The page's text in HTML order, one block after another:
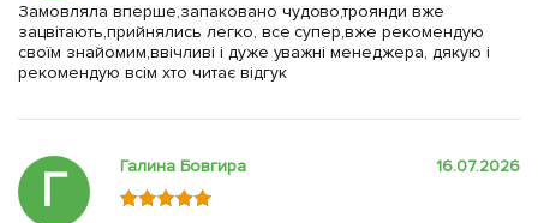
Замовляла вперше,запаковано чудово,троянди вже
зацвітають,прийнялись легко, все супер,вже рекомендую
своїм знайомим,ввічливі і дуже уважні менеджера, дякую і
рекомендую всім хто читає відгук
Г Галина Бовгира 16.07.2026